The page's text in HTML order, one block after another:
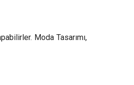
Moda Tasarımı,